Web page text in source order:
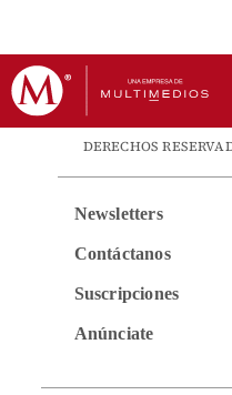
DERECHOS
Newsletters
Contáctanos
Suscripciones
Anúnciate